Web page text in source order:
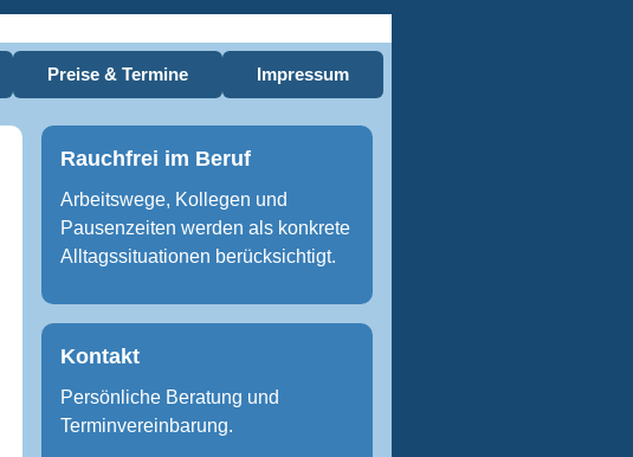
Preise & Termine Impressum
Rauchfrei im Beruf
Arbeitswege, Kollegen und
Pausenzeiten werden als konkrete
Alltagssituationen berücksichtigt.
Kontakt
Persönliche Beratung und
Terminvereinbarung.